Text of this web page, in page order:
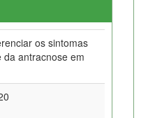
os sintomas
da antracnose em